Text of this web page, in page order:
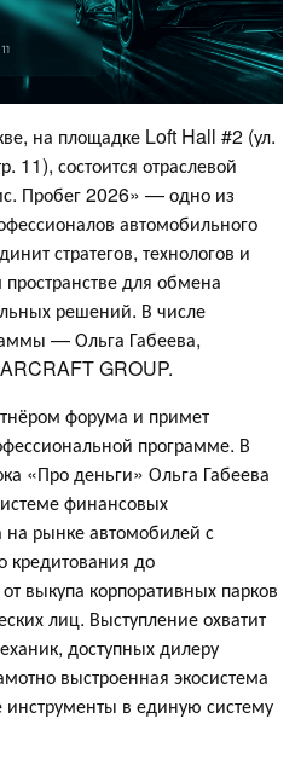
на площадке Loft Hall #2 (ул.
11), состоится отраслевой
Пробег 2026» — одно из
автомобильного
стратегов, технологов и
для обмена
решений. В числе
— Ольга Габеева,
GROUP.
форума и примет
программе. В
«Про деньги» Ольга Габеева
финансовых
на рынке автомобилей с
кредитования до
выкупа корпоративных парков
лиц. Выступление охватит
доступных дилеру
выстроенная экосистема
в единую систему